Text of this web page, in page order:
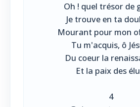
Oh ! quel trésor de
Je trouve en ta
Mourant pour mon
Tu m'acquis, ô
Du coeur la
Et la paix des
4